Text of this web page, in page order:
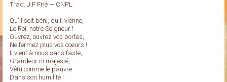
Trad. J.F Frié — CNPL
Qu'il soit béni, qu'il vienne,
Le Roi, notre Seigneur !
Ouvrez, ouvrez vos portes,
Ne fermez plus vos coeurs !
Il vient à nous sans faste,
Grandeur ni majesté,
Vêtu comme le pauvre
Dans son humilité !